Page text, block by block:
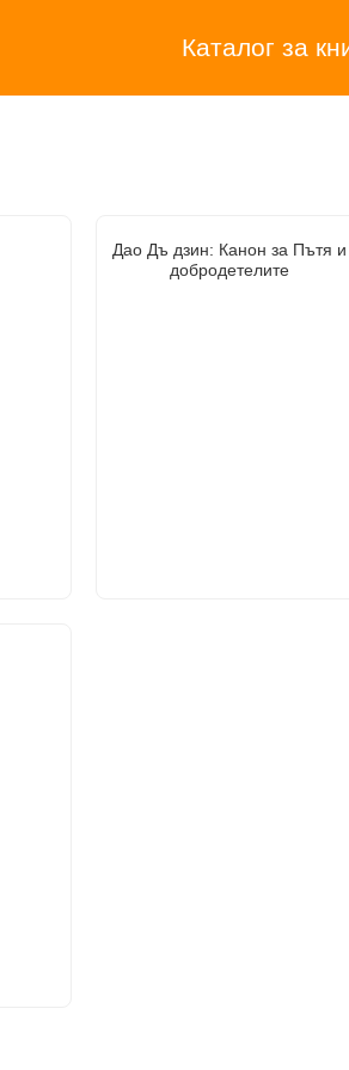
Каталог за
Дао Дъ дзин: Канон за Пътя и
добродетелите